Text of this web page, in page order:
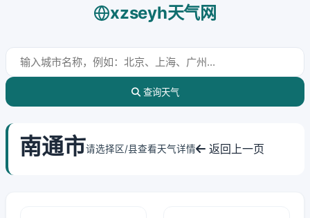
xzseyh天气网
查询天气
南通市请选择区/县查看天气详情 返回上一页